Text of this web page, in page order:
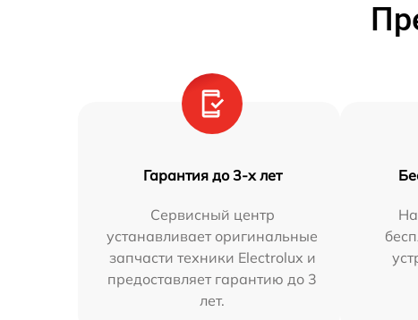
Гарантия до 3-х лет
Сервисный центр
устанавливает оригинальные
запчасти техники Electrolux и
предоставляет гарантию до 3
лет.